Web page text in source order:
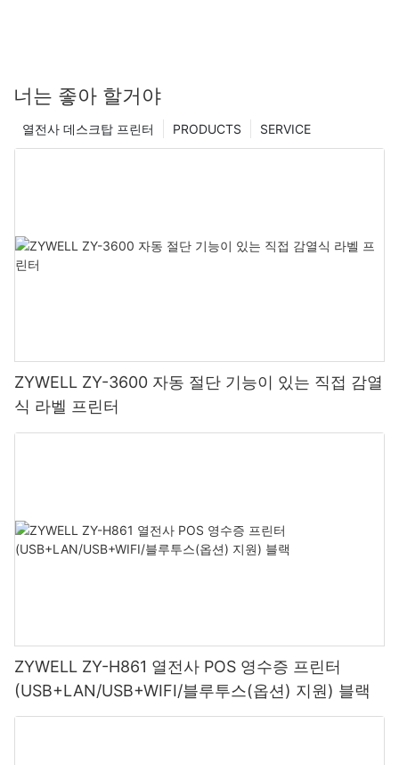
너는 좋아 할거야
SERVICE
PRODUCTS
열전사 데스크탑 프린터
ZYWELL ZY-3600 자동 절단 기능이 있는 직접 감열
식 라벨 프린터
ZYWELL ZY-H861 열전사 POS 영수증 프린터
(USB+LAN/USB+WIFI/블루투스(옵션) 지원) 블랙